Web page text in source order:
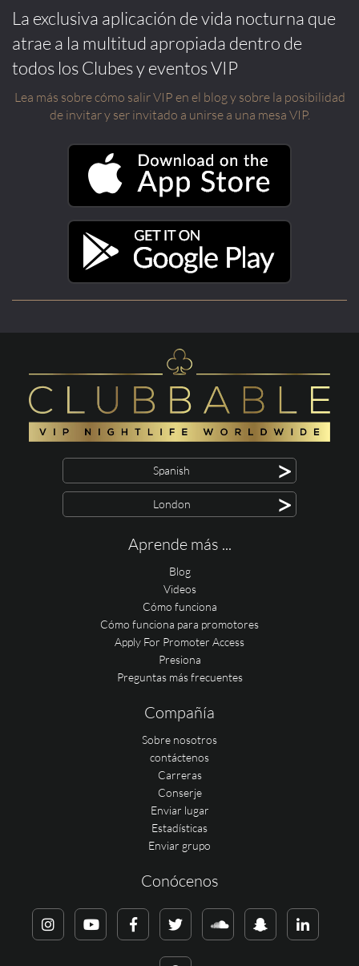
La exclusiva aplicación de vida nocturna que
atrae a la multitud apropiada dentro de
todos los Clubes y eventos VIP
Lea más sobre cómo salir VIP en el blog y sobre la posibilidad
de invitar y ser invitado a unirse a una mesa VIP.
Spanish >
London >
Aprende más ...
Blog
Videos
Cómo funciona
Cómo funciona para promotores
Apply For Promoter Access
Presiona
Preguntas más frecuentes
Compañía
Sobre nosotros
contáctenos
Carreras
Conserje
Enviar lugar
Estadísticas
Enviar grupo
Conócenos